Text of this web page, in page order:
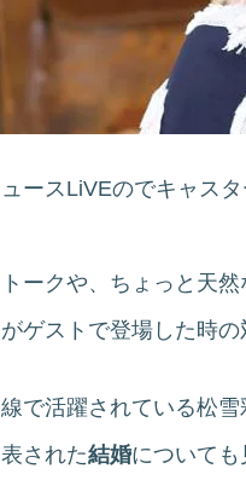
ースLiVEのでキャス
ークや、ちょっと天然
ゲストで登場した時の
で活躍されている松雪
された結婚についても